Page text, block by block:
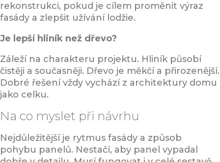
rekonstrukci, pokud je cílem proměnit výraz
fasády a zlepšit užívání lodžie.
Je lepší hliník než dřevo?
Záleží na charakteru projektu. Hliník působí
čistěji a současněji. Dřevo je měkčí a přirozenější.
Dobré řešení vždy vychází z architektury domu
jako celku.
Na co myslet při návrhu
Nejdůležitější je rytmus fasády a způsob
pohybu panelů. Nestačí, aby panel vypadal